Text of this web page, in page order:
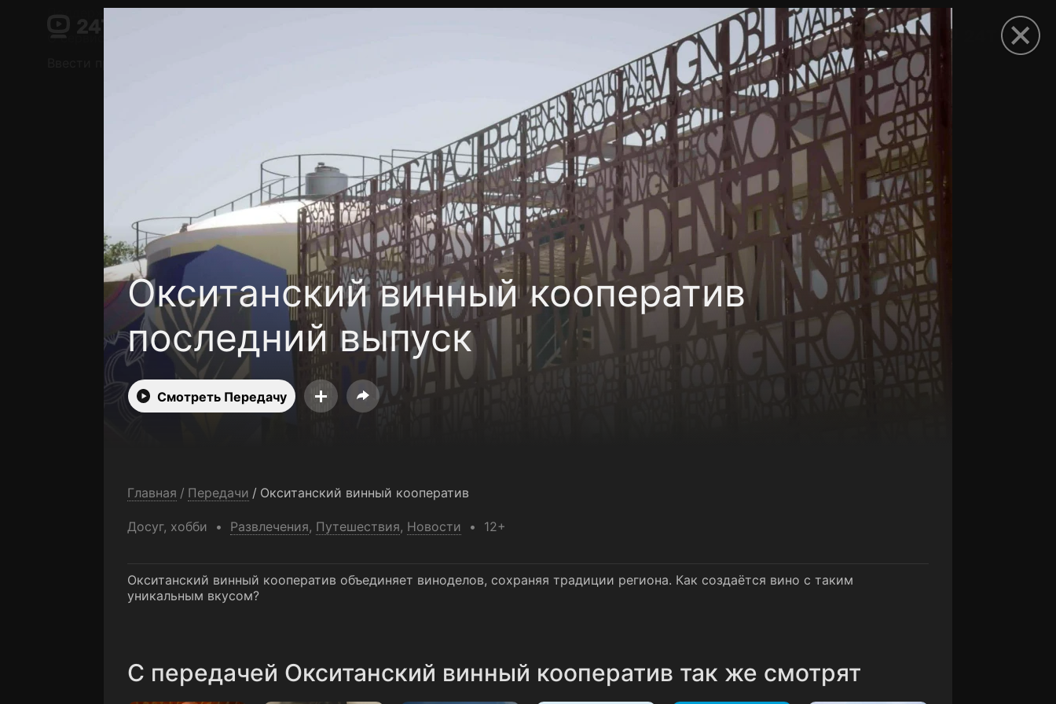
Окситанский винный кооператив
последний выпуск
Смотреть Передачу
Главная / Передачи / Окситанский винный кооператив
Досуг, хобби Развлечения, Путешествия, Новости 12+
Окситанский винный кооператив объединяет виноделов, сохраняя традиции региона. Как создаётся вино с таким
уникальным вкусом?
C передачей Окситанский винный кооператив так же смотрят
Поддержка:support@24h.tv
Открыть приложение